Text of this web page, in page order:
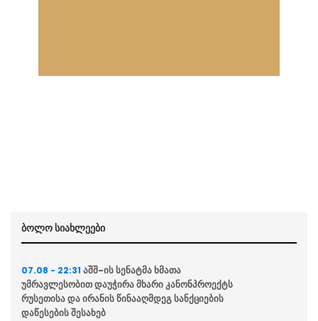
ბოლო სიახლეები
07.08 - 22:31 აშშ-ის სენატმა ხმათა
უმრავლესობით დაუჭირა მხარი კანონპროექტს
რუსეთისა და ირანის წინააღმდეგ სანქციების
დაწესების შესახებ